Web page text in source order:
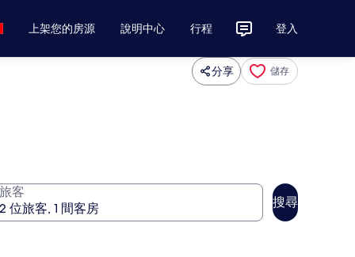
上架您的房源 說明中心 行程 登入
分享 儲存
客
搜尋